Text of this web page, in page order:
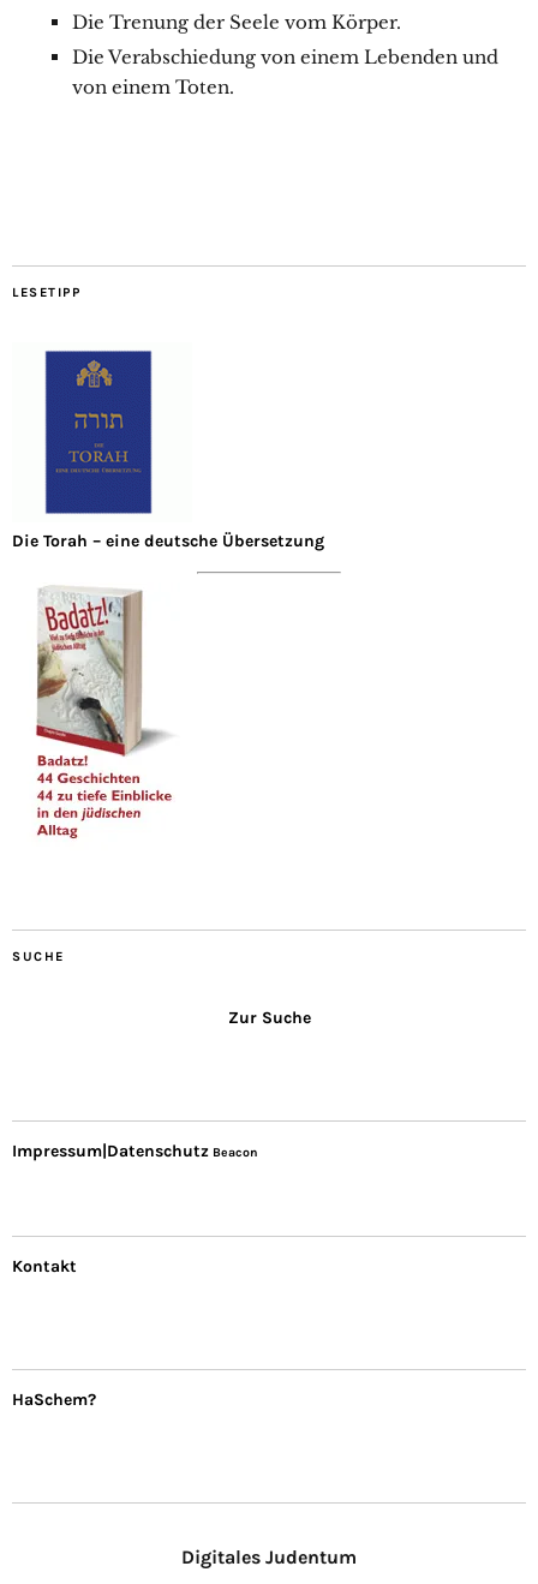
Die Trenung der Seele vom Körper.
Die Verabschiedung von einem Lebenden und
von einem Toten.
LESETIPP
Die Torah – eine deutsche Übersetzung
SUCHE
Zur Suche
Impressum|Datenschutz Beacon
Kontakt
HaSchem?
Digitales Judentum